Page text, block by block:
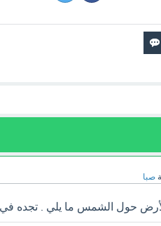
صبا
حول الشمس ما يلي . تجده في